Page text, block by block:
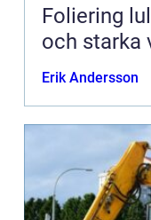
Foliering
och starka
Erik Andersson